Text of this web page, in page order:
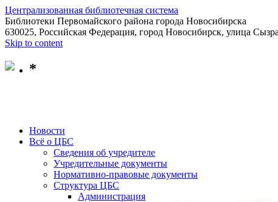
Централизованная библиотечная система
Библиотеки Первомайского района города Новосибирска
630025, Российская Федерация, город Новосибирск, улица
Skip to content
*
Новости
Всё о ЦБС
Сведения об учредителе
Учредительные документы
Нормативно-правовые документы
Структура ЦБС
Администрация